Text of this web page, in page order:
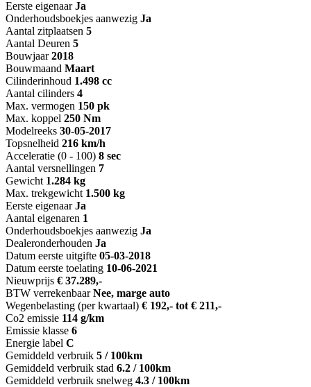
Eerste eigenaar Ja
Onderhoudsboekjes aanwezig Ja
Aantal zitplaatsen 5
Aantal Deuren 5
Bouwjaar 2018
Bouwmaand Maart
Cilinderinhoud 1.498 cc
Aantal cilinders 4
Max. vermogen 150 pk
Max. koppel 250 Nm
Modelreeks 30-05-2017
Topsnelheid 216 km/h
Acceleratie (0 - 100) 8 sec
Aantal versnellingen 7
Gewicht 1.284 kg
Max. trekgewicht 1.500 kg
Eerste eigenaar Ja
Aantal eigenaren 1
Onderhoudsboekjes aanwezig Ja
Dealeronderhouden Ja
Datum eerste uitgifte 05-03-2018
Datum eerste toelating 10-06-2021
Nieuwprijs € 37.289,-
BTW verrekenbaar Nee, marge auto
Wegenbelasting (per kwartaal) € 192,- tot € 211,-
Co2 emissie 114 g/km
Emissie klasse 6
Energie label C
Gemiddeld verbruik 5 / 100km
Gemiddeld verbruik stad 6.2 / 100km
Gemiddeld verbruik snelweg 4.3 / 100km